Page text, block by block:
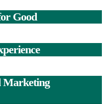
Good
Marketing